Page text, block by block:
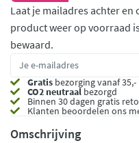
Laat je mailadres achter
product weer op voorraad
bewaard.
Gratis bezorging vanaf 35,-
CO2 neutraalbezorgd
Binnen 30 dagen gratis
Klanten beoordelen ons
Omschrijving